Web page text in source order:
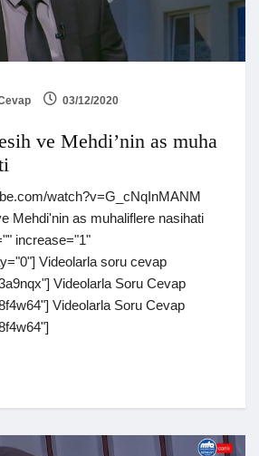
03/12/2020
ve Mehdi’nin as muha
watch?v=G_cNqInMANM
Mehdi'nin as muhaliflere nasihati
increase="1"
Videolarla soru cevap
Videolarla Soru Cevap
Videolarla Soru Cevap